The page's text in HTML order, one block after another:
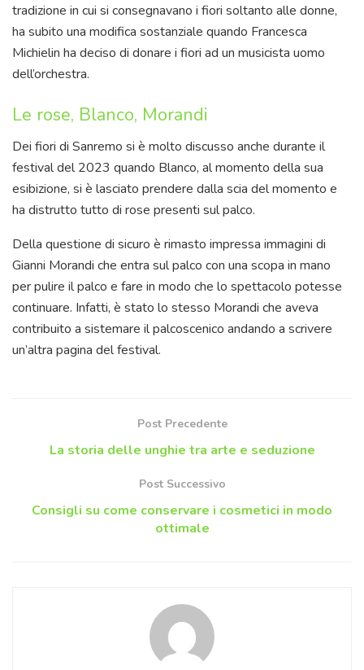
tradizione in cui si consegnavano i fiori soltanto alle donne,
ha subito una modifica sostanziale quando Francesca
Michielin ha deciso di donare i fiori ad un musicista uomo
dell’orchestra.
Le rose, Blanco, Morandi
Dei fiori di Sanremo si è molto discusso anche durante il
festival del 2023 quando Blanco, al momento della sua
esibizione, si è lasciato prendere dalla scia del momento e
ha distrutto tutto di rose presenti sul palco.
Della questione di sicuro è rimasto impressa immagini di
Gianni Morandi che entra sul palco con una scopa in mano
per pulire il palco e fare in modo che lo spettacolo potesse
continuare. Infatti, è stato lo stesso Morandi che aveva
contribuito a sistemare il palcoscenico andando a scrivere
un’altra pagina del festival.
Post Precedente
La storia delle unghie tra arte e seduzione
Post Successivo
Consigli su come conservare i cosmetici in modo
ottimale